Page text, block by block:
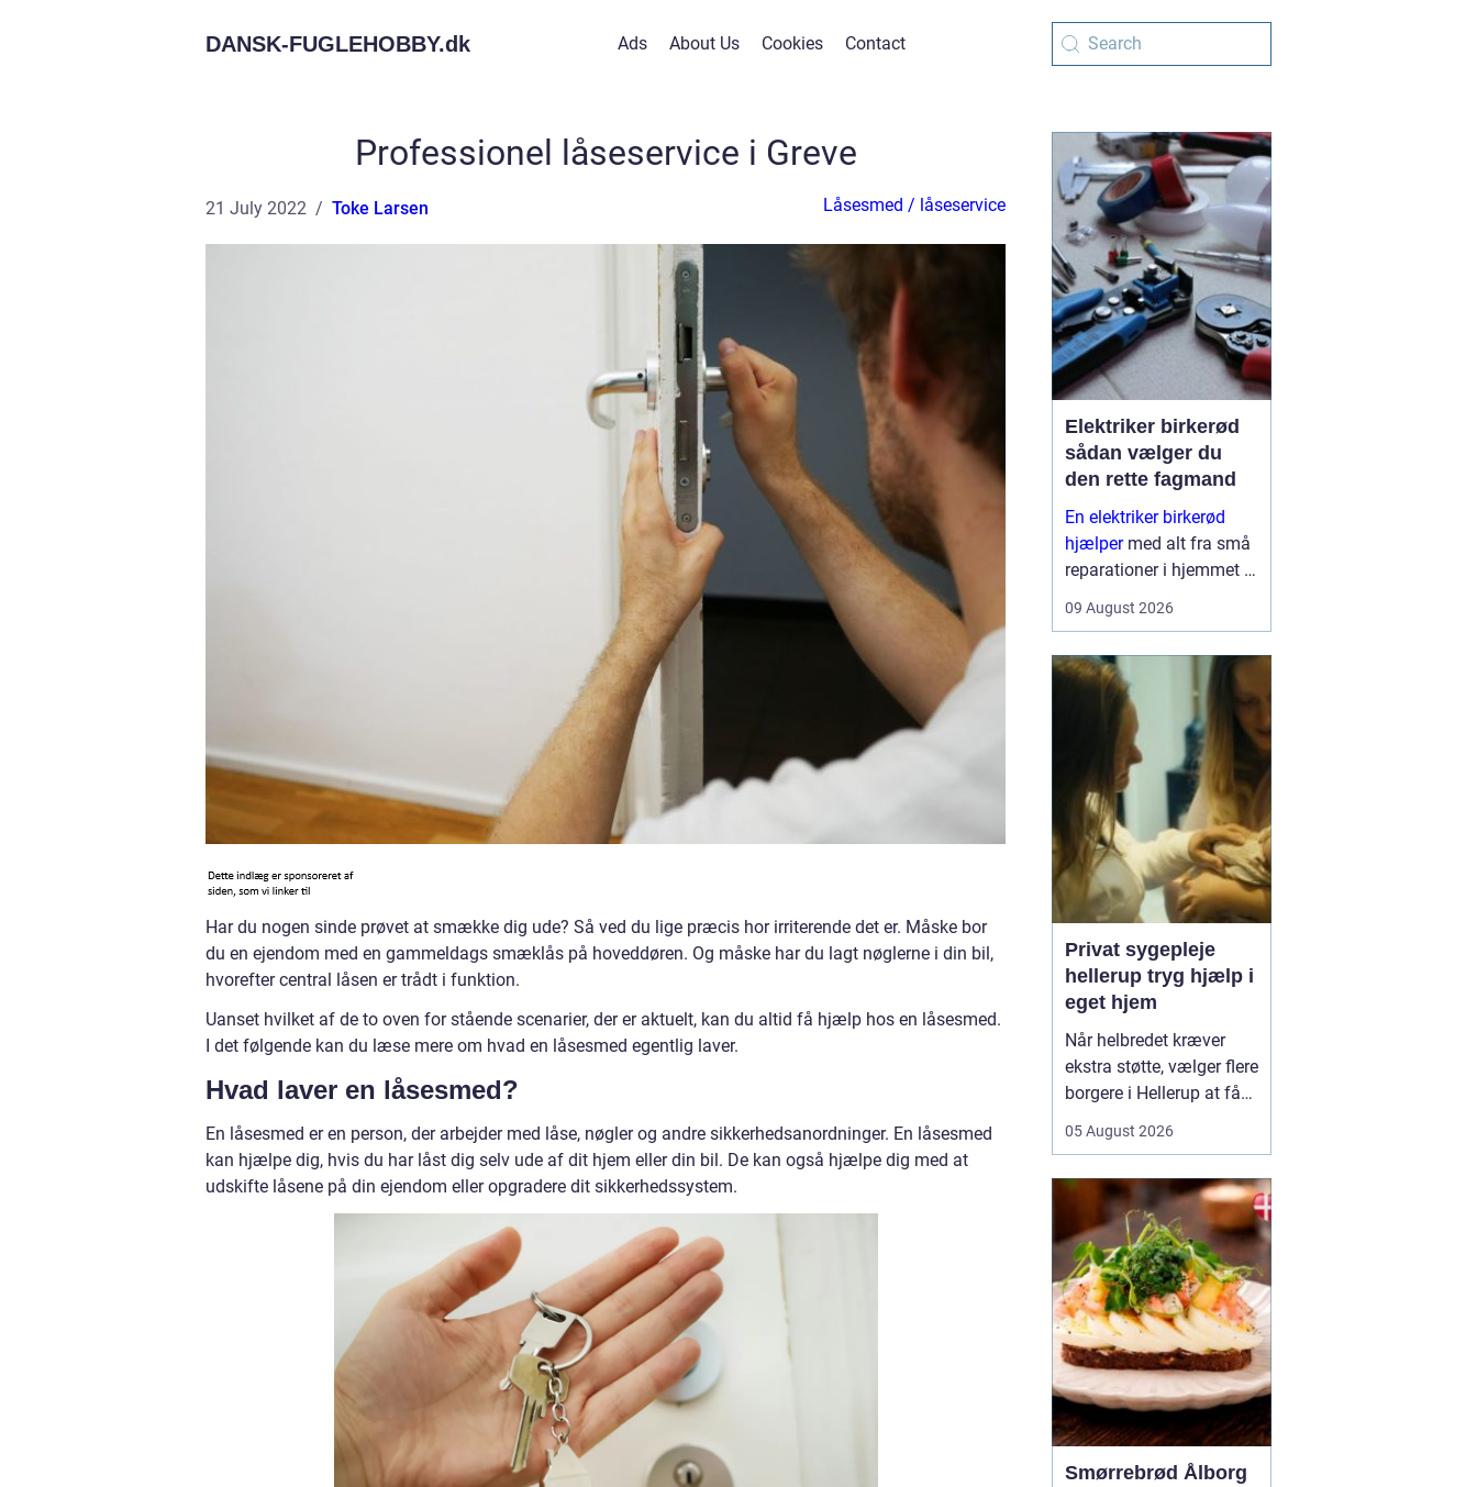
DANSK-FUGLEHOBBY.dk Ads About Us Cookies Contact
Professionel låseservice i Greve
21 July 2022 Toke Larsen Låsesmed / låseservice
Har du nogen sinde prøvet at smække dig ude? Så ved du lige præcis hor irriterende det er. Måske bor
du en ejendom med en gammeldags smæklås på hoveddøren. Og måske har du lagt nøglerne i din bil,
hvorefter central låsen er trådt i funktion.
Uanset hvilket af de to oven for stående scenarier, der er aktuelt, kan du altid få hjælp hos en låsesmed.
I det følgende kan du læse mere om hvad en låsesmed egentlig laver.
Hvad laver en låsesmed?
En låsesmed er en person, der arbejder med låse, nøgler og andre sikkerhedsanordninger. En låsesmed
kan hjælpe dig, hvis du har låst dig selv ude af dit hjem eller din bil. De kan også hjælpe dig med at
udskifte låsene på din ejendom eller opgradere dit sikkerhedssystem.
Elektriker birkerød
sådan vælger du
den rette fagmand
En elektriker birkerød
hjælpermed alt fra små
reparationer i hjemmet til
i erhvervsejendomme.
behovet for en elektriker,
når strømmen går, eller
09 August 2026
Privat sygepleje
hellerup tryg hjælp i
eget hjem
Når helbredet kræver
ekstra støtte, vælger flere
borgere i Hellerup at få
sygepleje i hjemmet. Det
nærvær og kontinuitet i
hverdagen, som kan
være svær at finde i et
travlt offentligt
sundhedsvæsen. Med
privat ...
05 August 2026
Smørrebrød Ålborg